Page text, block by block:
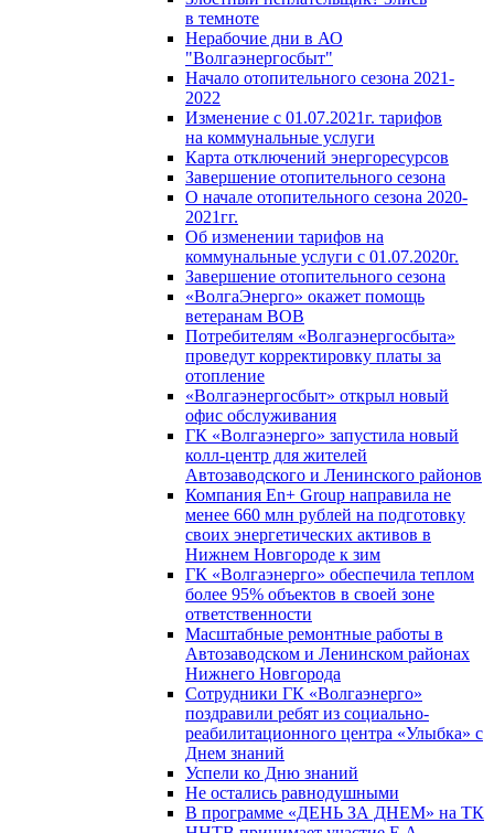
в темноте
Нерабочие дни в АО
"Волгаэнергосбыт"
Начало отопительного сезона 2021-
2022
Изменение с 01.07.2021г. тарифов
на коммунальные услуги
Карта отключений энергоресурсов
Завершение отопительного сезона
О начале отопительного сезона 2020-
2021гг.
Об изменении тарифов на
коммунальные услуги с 01.07.2020г.
Завершение отопительного сезона
«ВолгаЭнерго» окажет помощь
ветеранам ВОВ
Потребителям «Волгаэнергосбыта»
проведут корректировку платы за
отопление
«Волгаэнергосбыт» открыл новый
офис обслуживания
ГК «Волгаэнерго» запустила новый
колл-центр для жителей
Автозаводского и Ленинского районов
Компания En+ Group направила не
менее 660 млн рублей на подготовку
своих энергетических активов в
Нижнем Новгороде к зим
ГК «Волгаэнерго» обеспечила теплом
более 95% объектов в своей зоне
ответственности
Масштабные ремонтные работы в
Автозаводском и Ленинском районах
Нижнего Новгорода
Сотрудники ГК «Волгаэнерго»
поздравили ребят из социально-
реабилитационного центра «Улыбка» с
Днем знаний
Успели ко Дню знаний
Не остались равнодушными
В программе «ДЕНЬ ЗА ДНЕМ» на ТК